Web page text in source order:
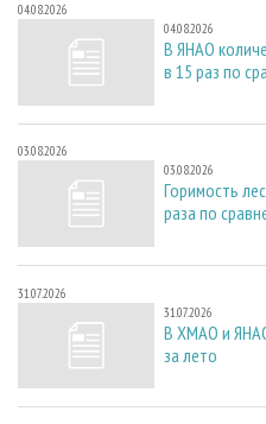
04.08.2026
04.08.2026
В ЯНАО
в 15 раз по
03.08.2026
03.08.2026
Горимость
раза по
31.07.2026
31.07.2026
В ХМАО и
за лето